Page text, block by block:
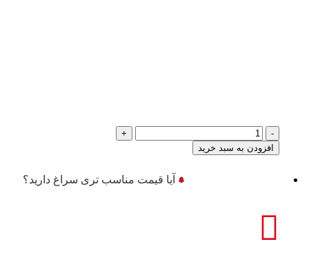
افزودن به سبد خرید
آیا قیمت مناسب تری سراغ دارید؟